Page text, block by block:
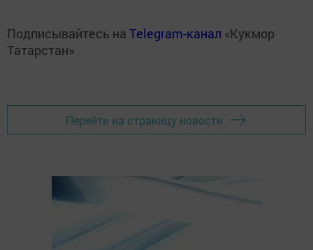
Подписывайтесь на Telegram-канал «Кукмор
Татарстан»
Перейти на страницу новости